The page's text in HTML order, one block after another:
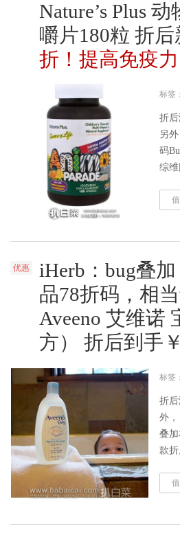
Nature’s Plus
嚼片180粒 折后
折！提高免疫
标签：
折
另
码
综
月
优惠
iHerb：bug叠
品78折码，相
Aveeno 艾维诺
方） 折后到手
标签：
折
外
叠
款
诺